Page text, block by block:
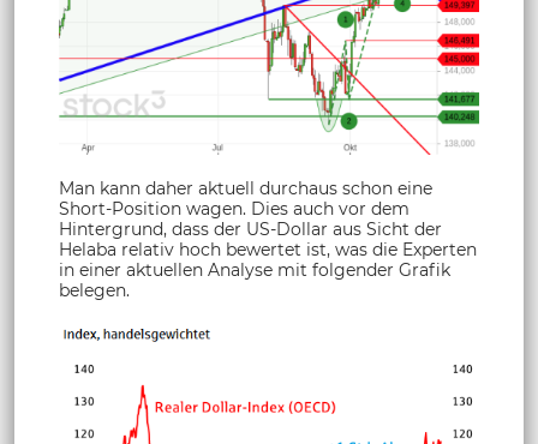
Man kann daher aktuell durchaus schon eine
Short-Position wagen. Dies auch vor dem
Hintergrund, dass der US-Dollar aus Sicht der
Helaba relativ hoch bewertet ist, was die Experten
in einer aktuellen Analyse mit folgender Grafik
belegen.